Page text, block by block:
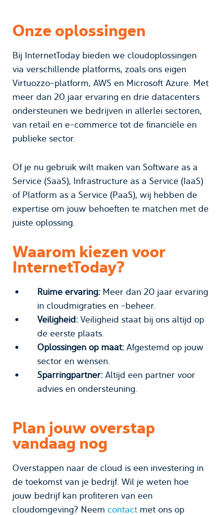
Onze oplossingen
Bij InternetToday bieden we cloudoplossingen
via verschillende platforms, zoals ons eigen
Virtuozzo-platform, AWS en Microsoft Azure. Met
meer dan 20 jaar ervaring en drie datacenters
ondersteunen we bedrijven in allerlei sectoren,
van retail en e-commerce tot de financiële en
publieke sector.
Of je nu gebruik wilt maken van Software as a
Service (SaaS), Infrastructure as a Service (IaaS)
of Platform as a Service (PaaS), wij hebben de
expertise om jouw behoeften te matchen met de
juiste oplossing.
Waarom kiezen voor
InternetToday?
Ruime ervaring: Meer dan 20 jaar ervaring
in cloudmigraties en -beheer.
Veiligheid: Veiligheid staat bij ons altijd op
de eerste plaats.
Oplossingen op maat: Afgestemd op jouw
sector en wensen.
Sparringpartner: Altijd een partner voor
advies en ondersteuning.
Plan jouw overstap
vandaag nog
Overstappen naar de cloud is een investering in
de toekomst van je bedrijf. Wil je weten hoe
jouw bedrijf kan profiteren van een
cloudomgeving? Neem contact met ons op